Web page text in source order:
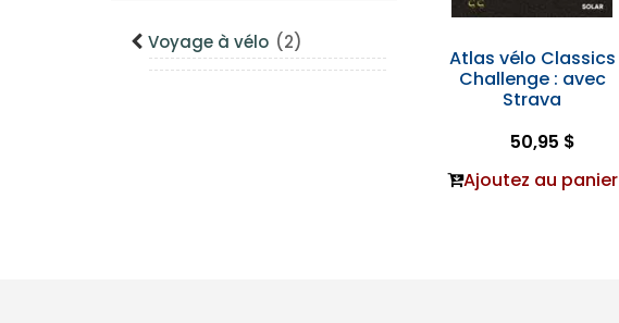
Voyage à vélo (2)
Atlas vélo Classics
Challenge : avec
Strava
50,95 $
Ajoutez au panier